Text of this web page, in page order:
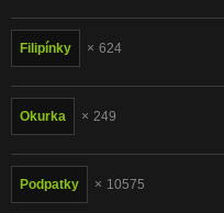
Filipínky 624
Okurka 249
Podpatky 10575